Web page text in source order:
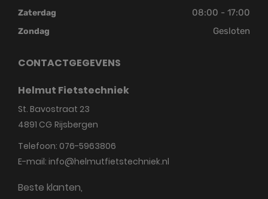
Zaterdag 08:00 - 17:00
Zondag Gesloten
CONTACTGEGEVENS
Helmut Fietstechniek
St. Bavostraat 23
4891 CG Rijsbergen
Telefoon: 076-5963806
E-mail: info@helmutfietstechniek.nl
Beste klanten,